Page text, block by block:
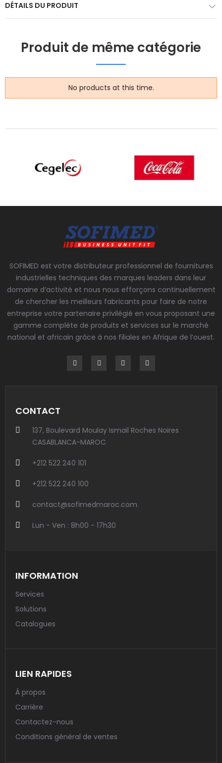
DÉTAILS DU PRODUIT
Produit de même catégorie
No products at this time.
SOFIMED est votre distributeur professionnel de fournitures
industrielles techniques des marques leaders dans leur
domaine d’activité et nous nous efforçons continuellement
de chercher les meilleurs fabricants pour faire de notre
entreprise votre partenaire privilégié en vous proposant une
gamme complète de produits et services sur le marché
national et africain grâce à nos filiales en Afrique de l’ouest.
CONTACT
137, Boulevard Moulay Ismail Roches Noires
CASABLANCA-MAROC
+212 522 240 101
+212 522 240 100
contact@sofimedmaroc.com
Lun - Ven : 8h00 - 17h30
INFORMATION
Services
Solutions
Catalogues
LIEN RAPIDES
À propos
Carrière
Contactez-nous
Conditions général de ventes